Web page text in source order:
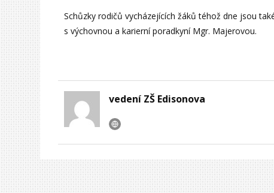
Schůzky rodičů vycházejících žáků téhož dne jsou
s výchovnou a karierní poradkyní Mgr. Majerovou.
vedení ZŠ Edisonova